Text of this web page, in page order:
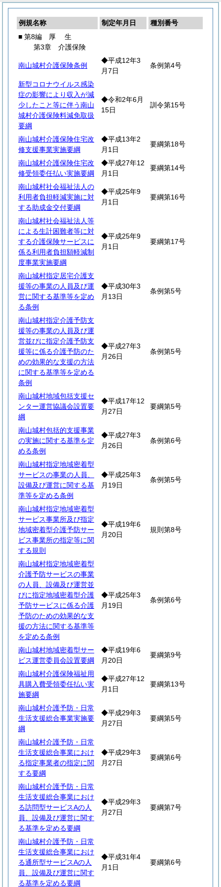
例規名称 制定年月日
種別番号
■ 第8編 厚 生
第3章 介護保険
南山城村介護保険条例
◆平成12年3
月7日
条例第4号
新型コロナウイルス感染
症の影響により収入が減
少したこと等に伴う南山
城村介護保険料減免取扱
要綱
◆令和2年6月
15日
訓令第15号
南山城村介護保険住宅改
修支援事業実施要綱
◆平成13年2
月1日
要綱第18号
南山城村介護保険住宅改
修受領委任払い実施要綱
◆平成27年12
月1日
要綱第14号
南山城村社会福祉法人の
利用者負担軽減実施に対
する助成金交付要綱
◆平成25年9
月1日
要綱第16号
南山城村社会福祉法人等
による生計困難者等に対
する介護保険サービスに
係る利用者負担額軽減制
度事業実施要綱
◆平成25年9
月1日
要綱第17号
南山城村指定居宅介護支
援等の事業の人員及び運
営に関する基準等を定め
る条例
◆平成30年3
月13日
条例第5号
南山城村指定介護予防支
援等の事業の人員及び運
営並びに指定介護予防支
援等に係る介護予防のた
めの効果的な支援の方法
に関する基準等を定める
条例
◆平成27年3
月26日
条例第5号
南山城村地域包括支援セ
ンター運営協議会設置要
綱
◆平成17年12
月27日
要綱第5号
南山城村包括的支援事業
の実施に関する基準を定
める条例
◆平成27年3
月26日
条例第6号
南山城村指定地域密着型
サービスの事業の人員、
設備及び運営に関する基
準等を定める条例
◆平成25年3
月19日
条例第5号
南山城村指定地域密着型
サービス事業所及び指定
地域密着型介護予防サー
ビス事業所の指定等に関
する規則
◆平成19年6
月20日
規則第8号
南山城村指定地域密着型
介護予防サービスの事業
の人員、設備及び運営並
びに指定地域密着型介護
予防サービスに係る介護
予防のための効果的な支
援の方法に関する基準等
を定める条例
◆平成25年3
月19日
条例第6号
南山城村地域密着型サー
ビス運営委員会設置要綱
◆平成19年6
月20日
要綱第9号
南山城村介護保険福祉用
具購入費受領委任払い実
施要綱
◆平成27年12
月1日
要綱第13号
南山城村介護予防・日常
生活支援総合事業実施要
綱
◆平成29年3
月27日
要綱第5号
南山城村介護予防・日常
生活支援総合事業におけ
る指定事業者の指定に関
する要綱
◆平成29年3
月27日
要綱第6号
南山城村介護予防・日常
生活支援総合事業におけ
る訪問型サービスAの人
員、設備及び運営に関す
る基準を定める要綱
◆平成29年3
月27日
要綱第7号
南山城村介護予防・日常
生活支援総合事業におけ
る通所型サービスAの人
員、設備及び運営に関す
る基準を定める要綱
◆平成31年4
月1日
要綱第6号